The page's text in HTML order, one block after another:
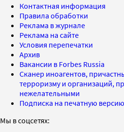
Контактная информация
Правила обработки
Реклама в журнале
Реклама на сайте
Условия перепечатки
Архив
Вакансии в Forbes Russia
Сканер иноагентов,
терроризму и организаций,
нежелательными
Подписка на печатную
Мы в соцсетях: